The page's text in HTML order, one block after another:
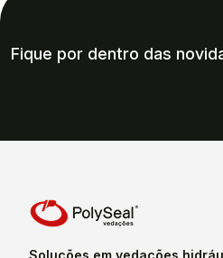
Fique por dentro das
Soluções em vedações